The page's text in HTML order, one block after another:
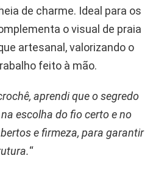
de charme. Ideal para os
o visual de praia
artesanal, valorizando o
feito à mão.
aprendi que o segredo
escolha do fio certo e no
e firmeza, para garantir
“